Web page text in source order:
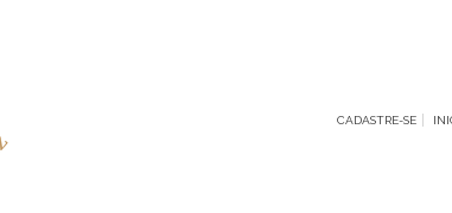
CADASTRE-SE